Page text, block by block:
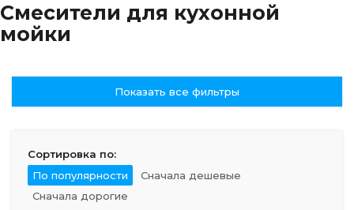
Смесители для кухонной
мойки
Показать все фильтры
Сортировка по:
По популярности
Сначала дешевые
Сначала дорогие